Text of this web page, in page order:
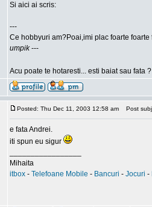
Si aici ai scris:
---
Ce hobbyuri am?Poai,imi plac foarte
umpik---
Acu poate te hotaresti... esti baiat sau fata ?
Posted: Thu Dec 11, 2003 12:58 am Post
e fata Andrei.
iti spun eu sigur
Mihaita
itbox - Telefoane Mobile - Bancuri - Jocuri -